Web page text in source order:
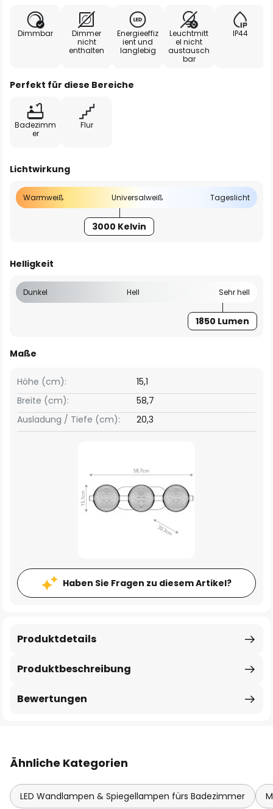
Dimmbar
Dimmer
nicht
enthalten
Energieeffiz
ient und
langlebig
Leuchtmitt
el nicht
austausch
bar
IP44
Perfekt für diese Bereiche
Badezimm
er
Flur
Lichtwirkung
Warmweiß Universalweiß Tageslicht
3000 Kelvin
Helligkeit
Dunkel Hell Sehr hell
1850 Lumen
Maße
Breite (cm): 58,7
Höhe (cm): 15,1
Ausladung / Tiefe (cm): 20,3
Haben Sie Fragen zu diesem Artikel?
Produktbeschreibung
Produktdetails
Bewertungen
Ähnliche Kategorien
LED Wandlampen & Spiegellampen fürs Badezimmer